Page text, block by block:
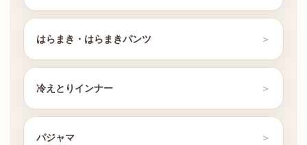
はらまき・はらまきパンツ
冷えとりインナー
パジャマ